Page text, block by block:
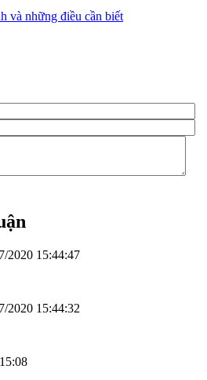
và những điều cần biết
2020 15:44:47
2020 15:44:32